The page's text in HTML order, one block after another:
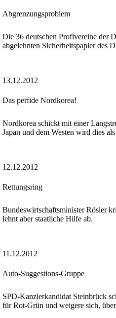
Abgrenzungsproblem
Die 36 deutschen Profivereine der
abgelehnten Sicherheitspapier des
13.12.2012
Das perfide Nordkorea!
Nordkorea schickt mit einer
Japan und dem Westen wird dies
12.12.2012
Rettungsring
Bundeswirtschaftsminister Rösler
lehnt aber staatliche Hilfe ab.
11.12.2012
Auto-Suggestions-Gruppe
SPD-Kanzlerkandidat Steinbrück
für Rot-Grün und weigere sich,